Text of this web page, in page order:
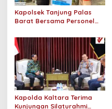
Kapolsek Tanjung Palas
Barat Bersama Personel
Salurkan Beras SPHP
Kepada Masyarakat
Kapolda Kaltara Terima
Kunjungan Silaturahmi